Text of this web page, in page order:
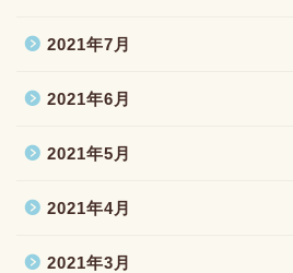
2021年7月
2021年6月
2021年5月
2021年4月
2021年3月